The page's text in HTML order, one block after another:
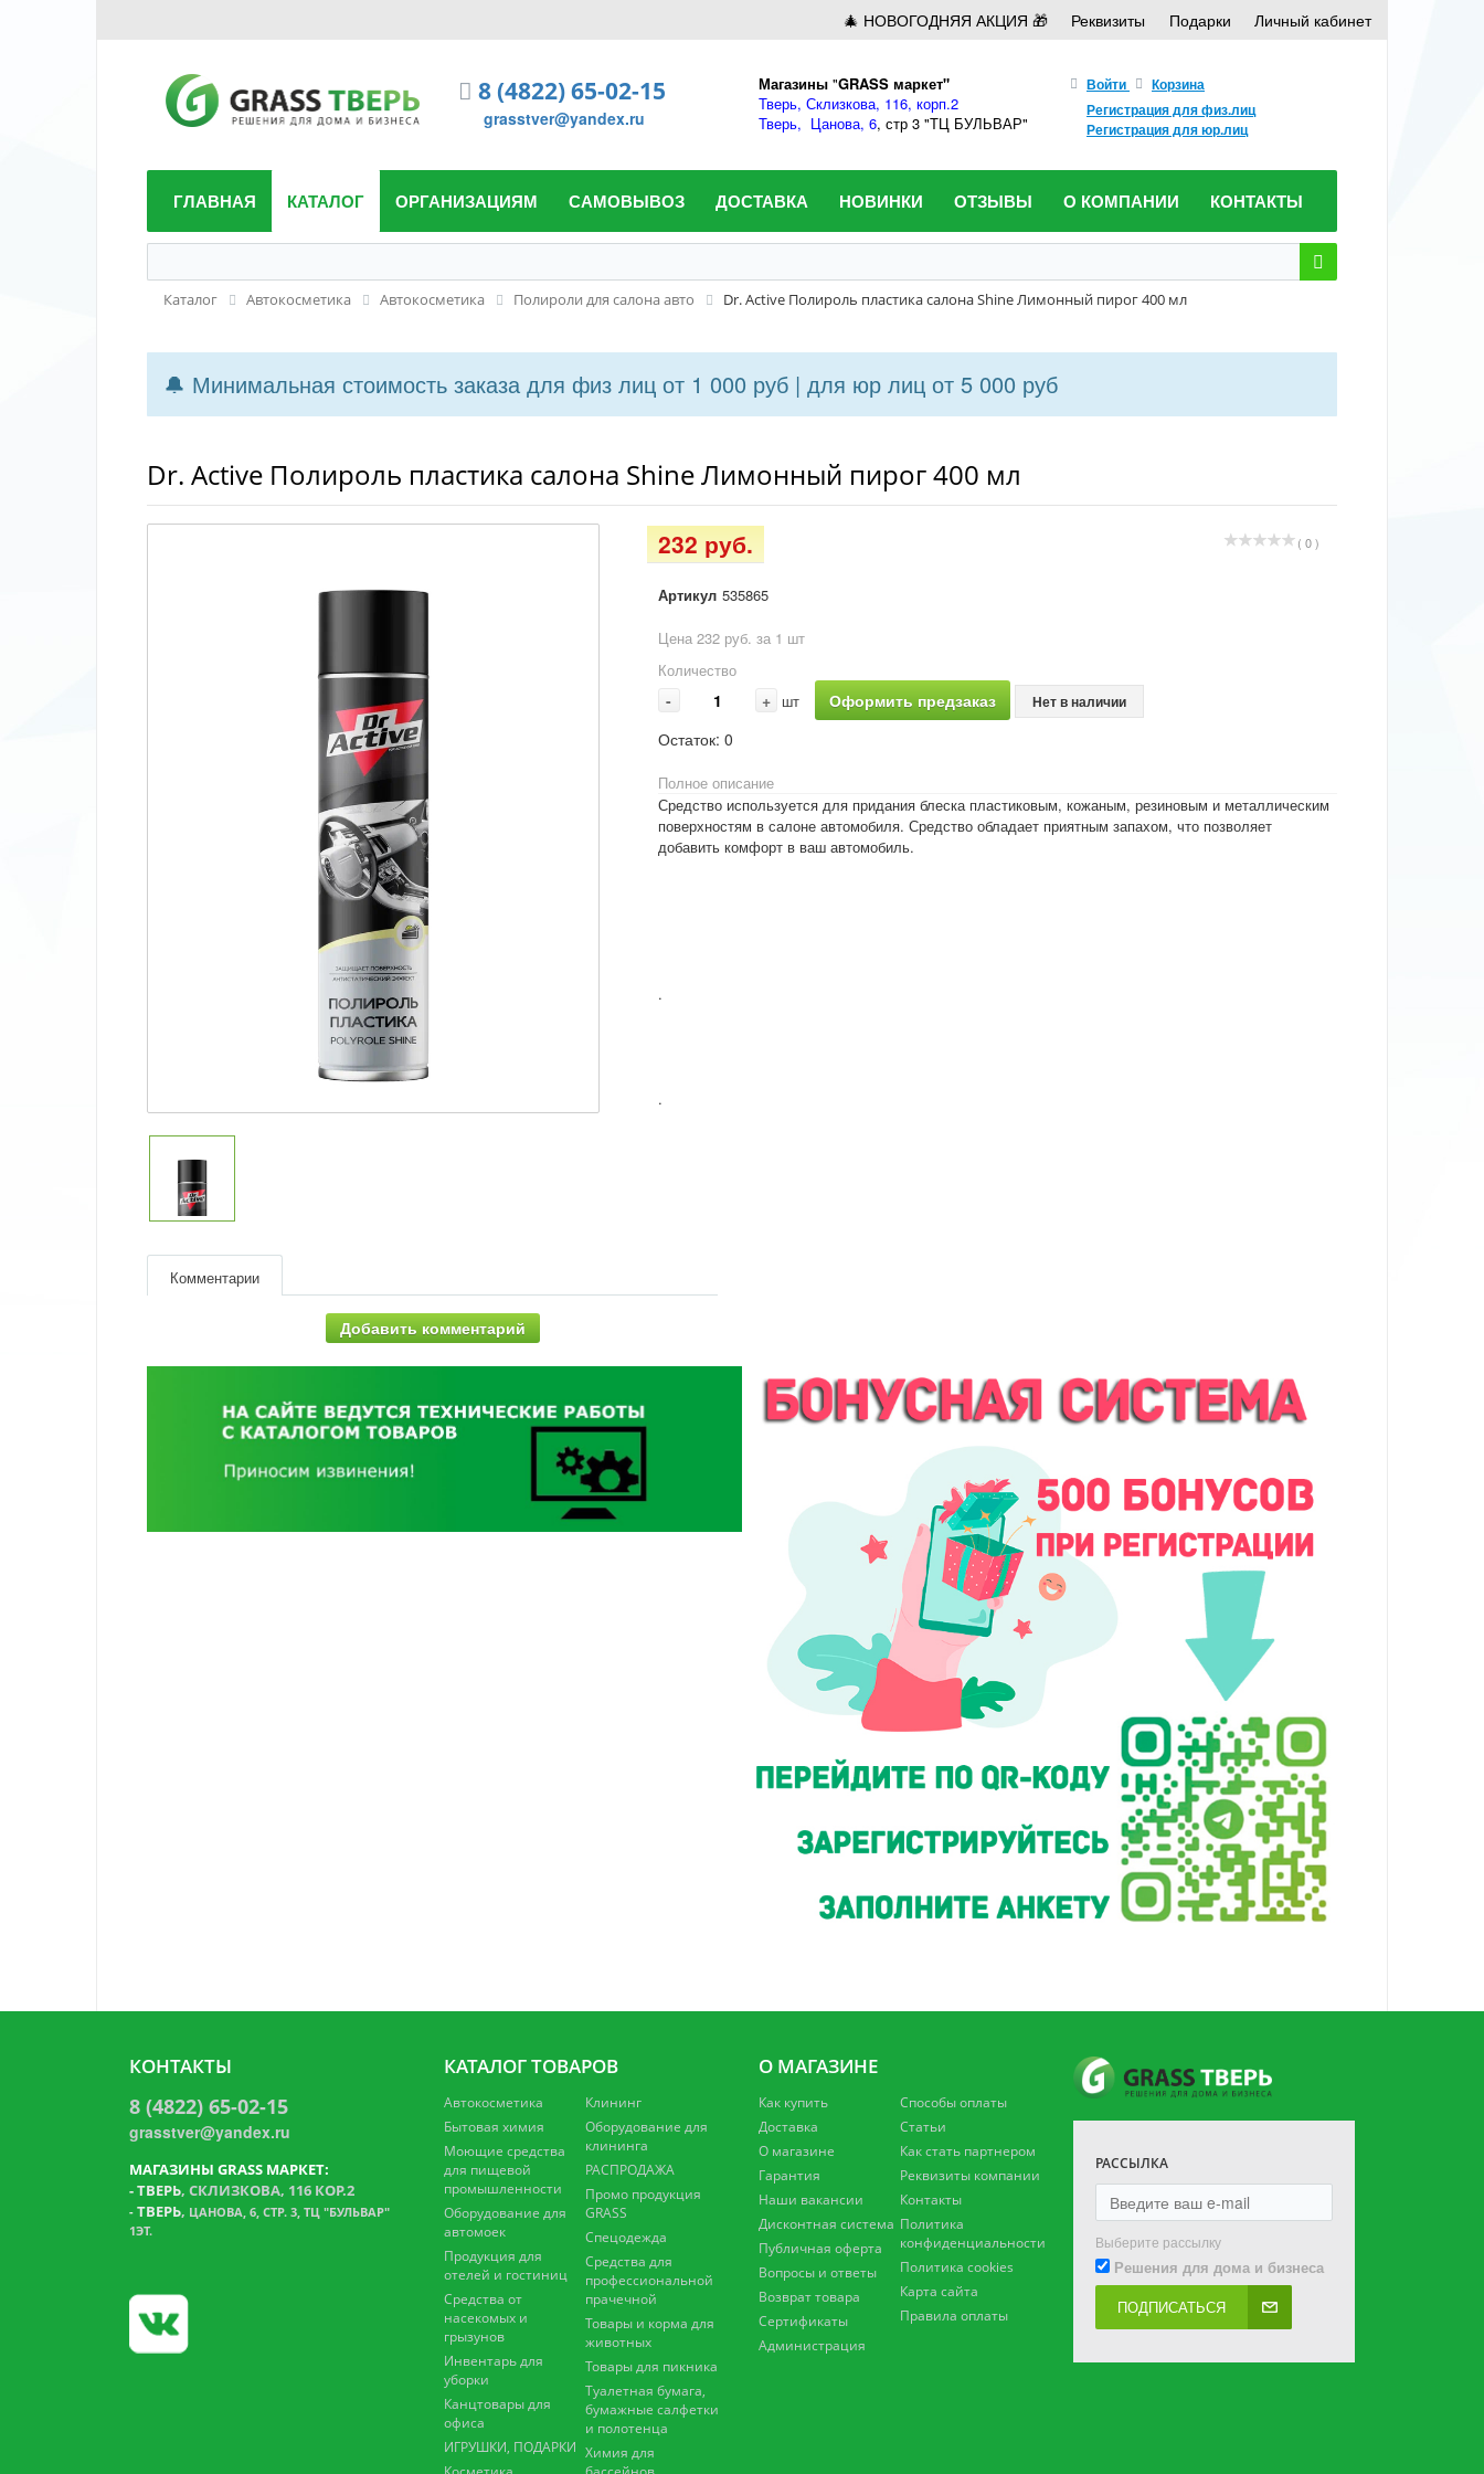
🎄 НОВОГОДНЯЯ АКЦИЯ 🎁 Реквизиты Подарки Личный кабинет
8 (4822) 65-02-15
grasstver@yandex.ru
Магазины "GRASS маркет"
Тверь, Склизкова, 116, корп.2
Тверь, Цанова, 6, стр 3 "ТЦ БУЛЬВАР"
Войти
Корзина
Регистрация для физ.лиц
Регистрация для юр.лиц
ГЛАВНАЯ КАТАЛОГ ОРГАНИЗАЦИЯМ САМОВЫВОЗ ДОСТАВКА НОВИНКИ ОТЗЫВЫ О КОМПАНИИ КОНТАКТЫ
Каталог Автокосметика Автокосметика Полироли для салона авто Dr. Active Полироль пластика салона Shine Лимонный пирог 400 мл
🔔 Минимальная стоимость заказа для физ лиц от 1 000 руб | для юр лиц от 5 000 руб
Dr. Active Полироль пластика салона Shine Лимонный пирог 400 мл
( 0 )
232 руб.
Артикул 535865
Цена 232 руб. за 1 шт
Количество
- + шт Оформить предзаказ Нет в наличии
Остаток: 0
Полное описание
Средство используется для придания блеска пластиковым, кожаным, резиновым и металлическим
поверхностям в салоне автомобиля. Средство обладает приятным запахом, что позволяет
добавить комфорт в ваш автомобиль.
.
.
Комментарии
Добавить комментарий
КОНТАКТЫ
8 (4822) 65-02-15
grasstver@yandex.ru
МАГАЗИНЫ GRASS МАРКЕТ:
-ТВЕРЬ, СКЛИЗКОВА, 116 КОР.2
- ТВЕРЬ, ЦАНОВА, 6, СТР. 3, ТЦ "БУЛЬВАР"
1ЭТ.
КАТАЛОГ ТОВАРОВ
Автокосметика
Бытовая химия
Моющие средства
для пищевой
промышленности
Оборудование для
автомоек
Продукция для
отелей и гостиниц
Средства от
насекомых и
грызунов
Инвентарь для
уборки
Канцтовары для
офиса
ИГРУШКИ, ПОДАРКИ
Клининг
Оборудование для
клининга
РАСПРОДАЖА
Промо продукция
GRASS
Спецодежда
Средства для
профессиональной
прачечной
Товары и корма для
животных
Товары для пикника
Туалетная бумага,
бумажные салфетки
и полотенца
Химия для
О МАГАЗИНЕ
Как купить
Доставка
О магазине
Гарантия
Наши вакансии
Дисконтная система
Публичная оферта
Вопросы и ответы
Возврат товара
Сертификаты
Администрация
Способы оплаты
Статьи
Как стать партнером
Реквизиты компании
Контакты
Политика
конфиденциальности
Политика cookies
Карта сайта
Правила оплаты
РАССЫЛКА
Выберите рассылку
Решения для дома и бизнеса
ПОДПИСАТЬСЯ